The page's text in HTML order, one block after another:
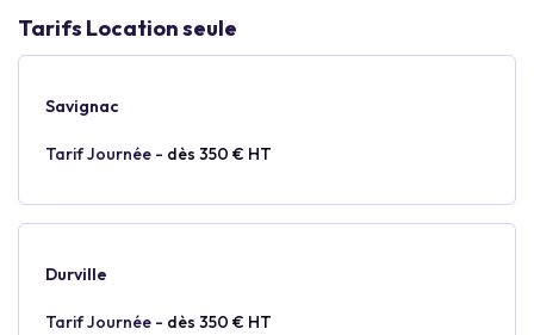
Tarifs Location seule
Savignac
Tarif Journée - dès 350 € HT
Durville
Tarif Journée - dès 350 € HT